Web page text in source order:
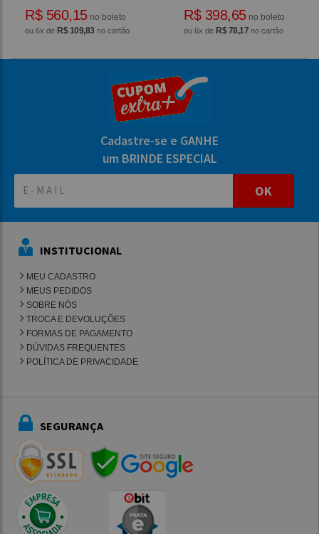
R$ 560,15no boleto
ou 6x de R$ 109,83 no cartão
R$ 398,65no boleto
ou 6x de R$ 78,17 no cartão
Cadastre-se e GANHE
um BRINDE ESPECIAL
OK
INSTITUCIONAL
MEU CADASTRO
MEUS PEDIDOS
SOBRE NÓS
TROCA E DEVOLUÇÕES
FORMAS DE PAGAMENTO
DÚVIDAS FREQUENTES
POLÍTICA DE PRIVACIDADE
SEGURANÇA